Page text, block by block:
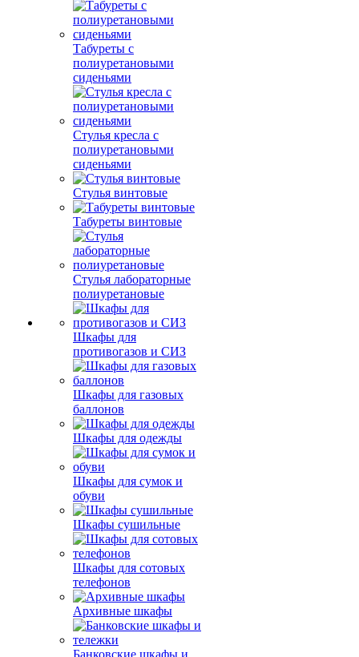
Табуреты с
полиуретановыми
сиденьями
Стулья кресла с
полиуретановыми
сиденьями
Стулья винтовые
Табуреты винтовые
Стулья лабораторные
полиуретановые
Шкафы для
противогазов и СИЗ
Шкафы для газовых
баллонов
Шкафы для одежды
Шкафы для сумок и
обуви
Шкафы сушильные
Шкафы для сотовых
телефонов
Архивные шкафы
Банковские шкафы и